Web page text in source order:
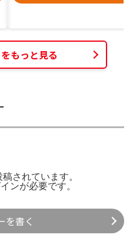
もっと見る
されています。
ンが必要です。
を書く